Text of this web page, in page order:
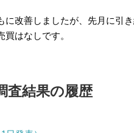
に改善しましたが、先月に引
はなしです。
査結果の履歴